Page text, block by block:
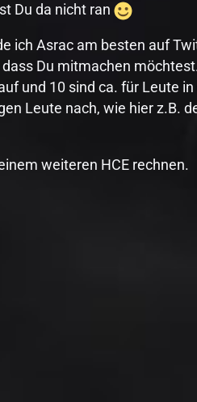
Du da nicht ran
ich Asrac am besten auf
Du mitmachen
und 10 sind ca. für Leute
Leute nach, wie hier z.B.
weiteren HCE rechnen.